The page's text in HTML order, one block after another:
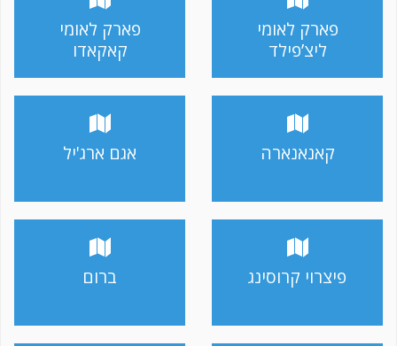
פארק לאומי
ליצ’פילד
פארק לאומי
קאקאדו
קאנאנארה אגם ארג'יל
פיצרוי קרוסינג ברום